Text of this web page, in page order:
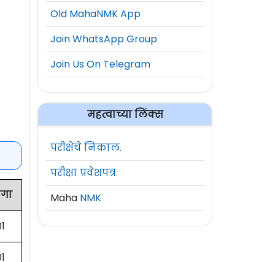
Old MahaNMK App
Join WhatsApp Group
Join Us On Telegram
महत्वाच्या लिंक्स
परीक्षेचे निकाल.
परीक्षा प्रवेशपत्र.
Maha NMK